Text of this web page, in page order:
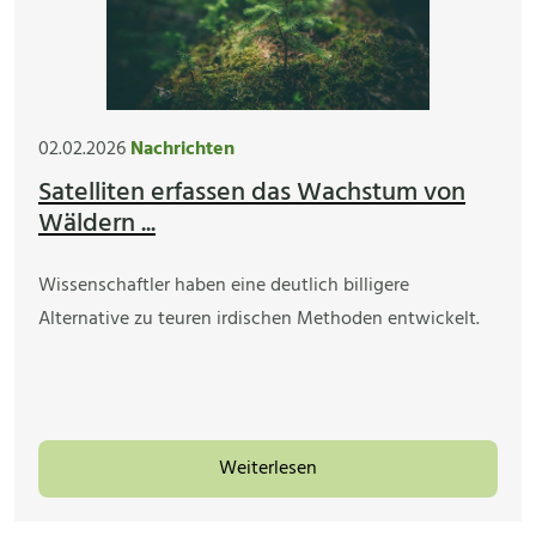
02.02.2026Nachrichten
Satelliten erfassen das Wachstum von
Wäldern ...
Wissenschaftler haben eine deutlich billigere
Alternative zu teuren irdischen Methoden entwickelt.
Weiterlesen